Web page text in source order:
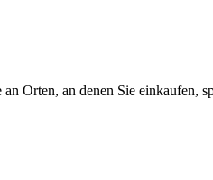
an denen Sie einkaufen,